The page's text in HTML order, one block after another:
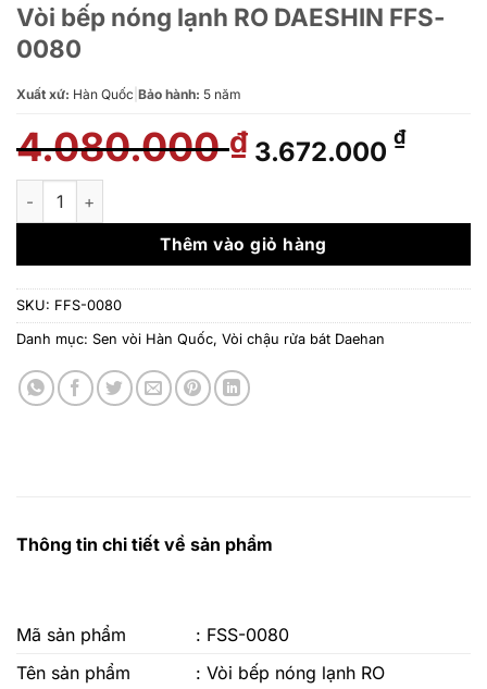
Vòi bếp nóng lạnh RO DAESHIN FFS-
0080
Xuất xứ: Hàn Quốc Bảo hành: 5 năm
4.080.000₫ Giá
gốc
4.080.000 ₫.
3.672.000 ₫Giá
là:
Vòi bếp nóng lạnh RO DAESHIN FFS-0080 số lượng
Thêm vào giỏ hàng
SKU: FFS-0080
Danh mục: Sen vòi Hàn Quốc, Vòi chậu rửa bát Daehan
Thông tin chi tiết về sản phẩm
Mã sản phẩm
: FSS-0080
Tên sản phẩm
: Vòi bếp nóng lạnh RO